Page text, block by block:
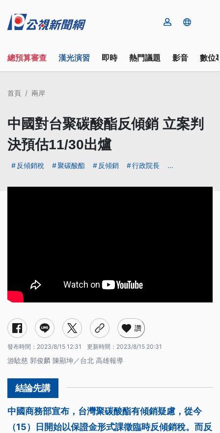
總預算審查 漢光演習 即時 熱門議題 影音 數位
首頁 兩岸
中國對台聚碳酸酯反傾銷 立案判
決預估11/30出爐
反傾銷稅 聚碳酸酯 反傾銷 行政院長 ...
讚
發布時間： 2023/8/15 12:31 更新時間： 2023/8/15 20:31
游騐慈 郭俊麟 陳顯坤／台北 高雄報導
中國商務部宣布，台灣聚碳酸酯有傾銷疑慮，從今
（15）日開始以保證金形式課徵臨時反傾銷稅。而反